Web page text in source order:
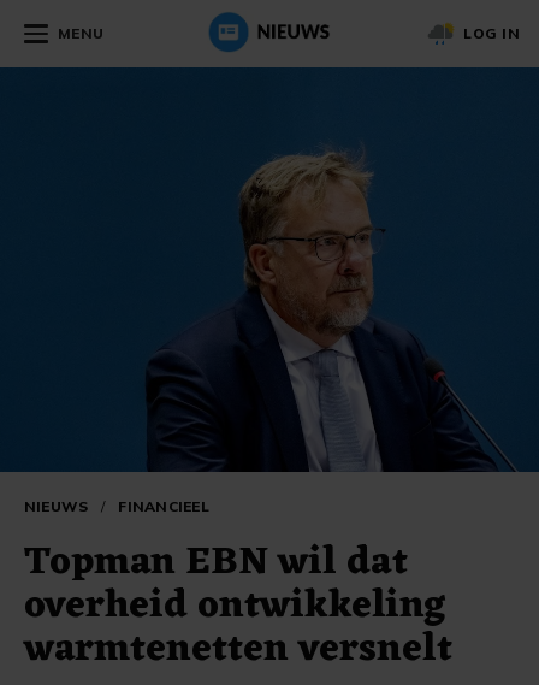
MENU LOG IN
NIEUWS / FINANCIEEL
Topman EBN wil dat
overheid ontwikkeling
warmtenetten versnelt